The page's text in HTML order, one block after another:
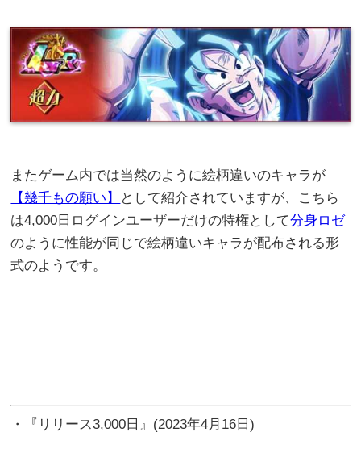
またゲーム内では当然のように絵柄違いのキャラが
【幾千もの願い】
として紹介されていますが、こちら
は4,000日ログインユーザーだけの特権として分身ロゼ
のように性能が同じで絵柄違いキャラが配布される形
式のようです。
・『リリース3,000日』(2023年4月16日)